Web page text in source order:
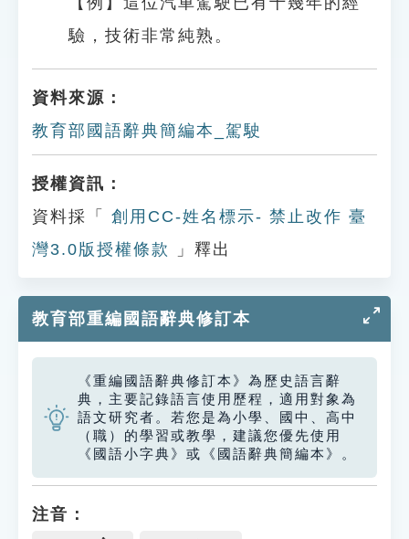
驗，技術非常純熟。
資料來源：
教育部國語辭典簡編本_駕駛
授權資訊：
資料採「
創用CC-姓名標示- 禁止改作 臺
灣3.0版授權條款
」釋出
教育部重編國語辭典修訂本
《重編國語辭典修訂本》為歷史語言辭
典，主要記錄語言使用歷程，適用對象為
語文研究者。若您是為小學、國中、高中
（職）的學習或教學，建議您優先使用
《國語小字典》或《國語辭典簡編本》。
注音：